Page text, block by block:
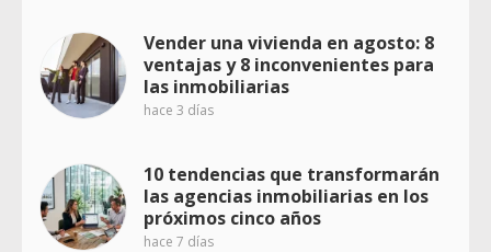
Vender una vivienda en agosto: 8
ventajas y 8 inconvenientes para
las inmobiliarias
hace 3 días
10 tendencias que transformarán
las agencias inmobiliarias en los
próximos cinco años
hace 7 días